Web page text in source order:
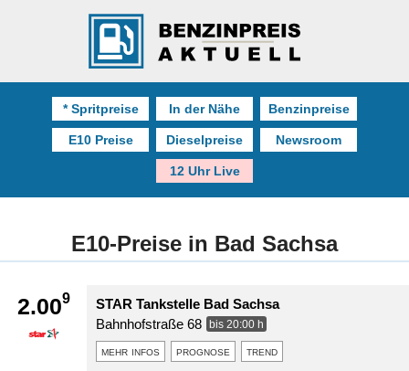
* Spritpreise In der Nähe Benzinpreise
E10 Preise Dieselpreise Newsroom
12 Uhr Live
E10-Preise in Bad Sachsa
2.009
STAR Tankstelle Bad Sachsa
Bahnhofstraße 68
bis 20:00 h
mehr infos prognose trend